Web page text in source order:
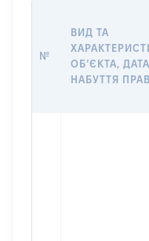
№
ВИД ТА
ОБʼЄКТА, ДАТА
НАБУТТЯ